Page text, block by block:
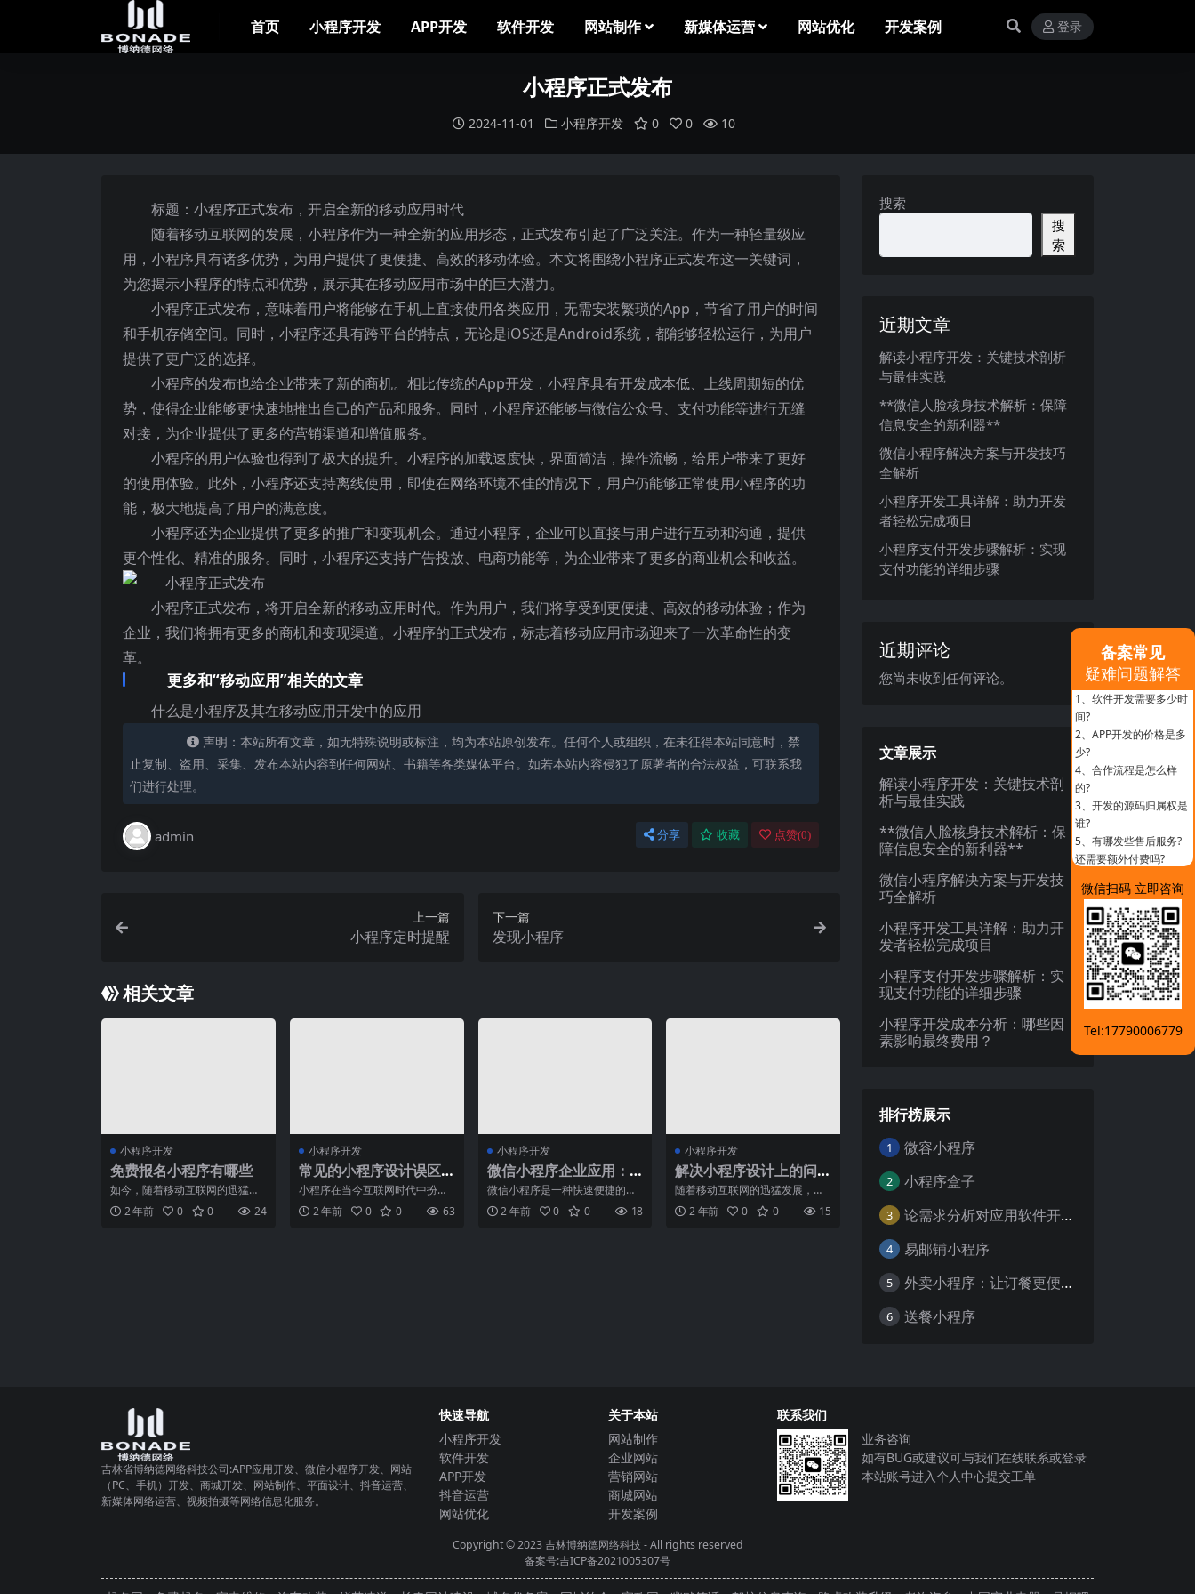
首页 小程序开发 APP开发 软件开发 网站制作 新媒体运营 网站优化 开发案例 登录
小程序正式发布
2024-11-01 小程序开发 0 0 10
标题：小程序正式发布，开启全新的移动应用时代
随着移动互联网的发展，小程序作为一种全新的应用形态，正式发布引起了广泛关注。作为一种轻量级应
用，小程序具有诸多优势，为用户提供了更便捷、高效的移动体验。本文将围绕小程序正式发布这一关键词，
为您揭示小程序的特点和优势，展示其在移动应用市场中的巨大潜力。
小程序正式发布，意味着用户将能够在手机上直接使用各类应用，无需安装繁琐的App，节省了用户的时间
和手机存储空间。同时，小程序还具有跨平台的特点，无论是iOS还是Android系统，都能够轻松运行，为用户
提供了更广泛的选择。
小程序的发布也给企业带来了新的商机。相比传统的App开发，小程序具有开发成本低、上线周期短的优
势，使得企业能够更快速地推出自己的产品和服务。同时，小程序还能够与微信公众号、支付功能等进行无缝
对接，为企业提供了更多的营销渠道和增值服务。
小程序的用户体验也得到了极大的提升。小程序的加载速度快，界面简洁，操作流畅，给用户带来了更好
的使用体验。此外，小程序还支持离线使用，即使在网络环境不佳的情况下，用户仍能够正常使用小程序的功
能，极大地提高了用户的满意度。
小程序还为企业提供了更多的推广和变现机会。通过小程序，企业可以直接与用户进行互动和沟通，提供
更个性化、精准的服务。同时，小程序还支持广告投放、电商功能等，为企业带来了更多的商业机会和收益。
小程序正式发布，将开启全新的移动应用时代。作为用户，我们将享受到更便捷、高效的移动体验；作为
企业，我们将拥有更多的商机和变现渠道。小程序的正式发布，标志着移动应用市场迎来了一次革命性的变
革。
更多和“移动应用”相关的文章
什么是小程序及其在移动应用开发中的应用
声明：本站所有文章，如无特殊说明或标注，均为本站原创发布。任何个人或组织，在未征得本站同意时，禁
止复制、盗用、采集、发布本站内容到任何网站、书籍等各类媒体平台。如若本站内容侵犯了原著者的合法权益，可联系我
们进行处理。
admin 分享 收藏 点赞(0)
上一篇
小程序定时提醒
下一篇
发现小程序
相关文章
小程序开发
免费报名小程序有哪些
如今，随着移动互联网的迅猛发
展，越来越多的机构、学校和组
织开始借助小程序来进行报
2 年前 0 0 24
小程序开发
常见的小程序设计误区
有哪些？
小程序在当今互联网时代中扮演
着重要角色，它为企业和个人提
供了良好的交互体验和商业
2 年前 0 0 63
小程序开发
微信小程序企业应用：
员工福利与管理工具
微信小程序是一种快速便捷的移
动应用程序，它可以在微信平台
上直接使用，不需要下载和
2 年前 0 0 18
小程序开发
解决小程序设计上的问
题，提高用户体验
随着移动互联网的迅猛发展，小
程序作为一种新兴的应用形式迅
速走红。小程序具有快捷、
2 年前 0 0 15
搜索
搜
索
近期文章
解读小程序开发：关键技术剖析
与最佳实践
**微信人脸核身技术解析：保障
信息安全的新利器**
微信小程序解决方案与开发技巧
全解析
小程序开发工具详解：助力开发
者轻松完成项目
小程序支付开发步骤解析：实现
支付功能的详细步骤
近期评论
您尚未收到任何评论。
文章展示
解读小程序开发：关键技术剖
析与最佳实践
**微信人脸核身技术解析：保
障信息安全的新利器**
微信小程序解决方案与开发技
巧全解析
小程序开发工具详解：助力开
发者轻松完成项目
小程序支付开发步骤解析：实
现支付功能的详细步骤
小程序开发成本分析：哪些因
素影响最终费用？
排行榜展示
1 微容小程序
2 小程序盒子
3 论需求分析对应用软件开发的重要性
4 易邮铺小程序
5 外卖小程序：让订餐更便捷，吃货的福音
6 送餐小程序
吉林省博纳德网络科技公司:APP应用开发、微信小程序开发、网站
（PC、手机）开发、商城开发、网站制作、平面设计、抖音运营、
新媒体网络运营、视频拍摄等网络信息化服务。
快速导航
小程序开发
软件开发
APP开发
抖音运营
网站优化
关于本站
网站制作
企业网站
营销网站
商城网站
开发案例
联系我们
业务咨询
如有BUG或建议可与我们在线联系或登录
本站账号进入个人中心提交工单
Copyright © 2023吉林博纳德网络科技- All rights reserved
备案号:吉ICP备2021005307号
备案常见
疑难问题解答
1、 软件开发需要多少时
间?
2、 APP开发的价格是多
少?
4、 合作流程是怎么样
的?
3、 开发的源码归属权是
谁?
5、 有哪发些售后服务?
还需要额外付费吗?
微信扫码 立即咨询
Tel:17790006779